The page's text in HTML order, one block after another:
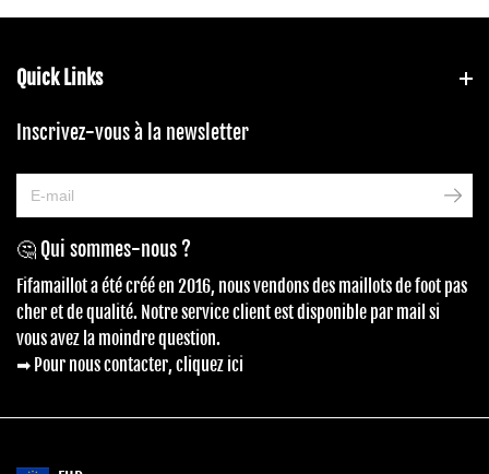
Quick Links
Inscrivez-vous à la newsletter
🤔 Qui sommes-nous ?
Fifamaillot a été créé en 2016, nous vendons des maillots de foot pas
cher et de qualité. Notre service client est disponible par mail si
vous avez la moindre question.
➡ Pour nous contacter, cliquez ici